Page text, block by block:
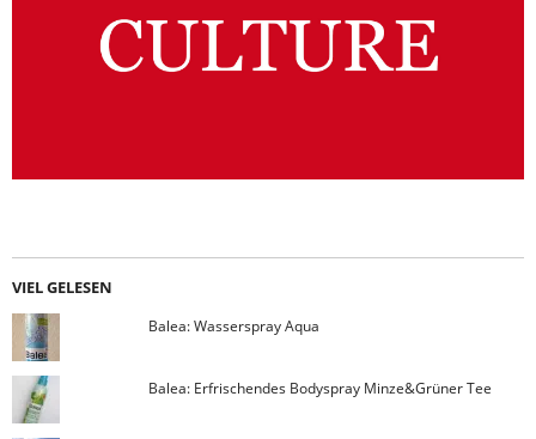
VIEL GELESEN
Balea: Wasserspray Aqua
Balea: Erfrischendes Bodyspray Minze&Grüner Tee